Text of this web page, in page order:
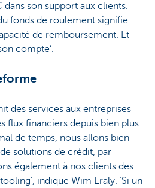
son support aux clients.
fonds de roulement signifie
de remboursement. Et
compte’.
des services aux entreprises
flux financiers depuis bien plus
de temps, nous allons bien
solutions de crédit, par
également à nos clients des
indique Wim Eraly. ‘Si un